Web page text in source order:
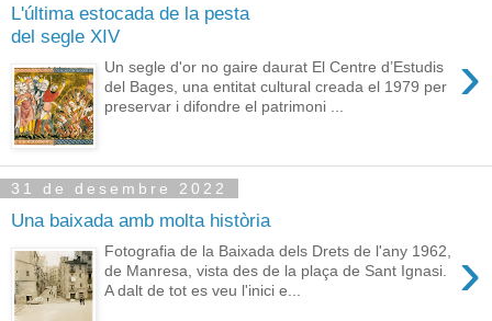
L'última estocada de la pesta
del segle XIV
›
Un segle d'or no gaire daurat El Centre d’Estudis
del Bages, una entitat cultural creada el 1979 per
preservar i difondre el patrimoni ...
31 de desembre 2022
Una baixada amb molta història
›
Fotografia de la Baixada dels Drets de l'any 1962,
de Manresa, vista des de la plaça de Sant Ignasi.
A dalt de tot es veu l'inici e...